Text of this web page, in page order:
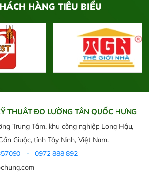
HÀNG TIÊU BIỂU
THUẬT ĐO LƯỜNG TÂN QUỐC HƯNG
Trung Tâm, khu công nghiệp Long Hậu,
Giuộc, tỉnh Tây Ninh, Việt Nam.
-
0972 888 892